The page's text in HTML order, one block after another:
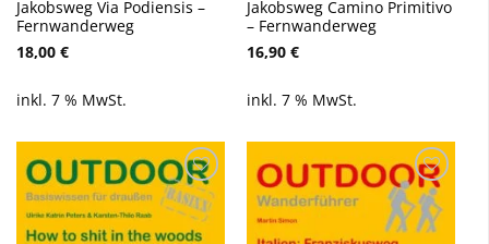
Jakobsweg Via Podiensis –
Fernwanderweg
18,00 €
inkl. 7 % MwSt.
Jakobsweg Camino Primitivo
– Fernwanderweg
16,90 €
inkl. 7 % MwSt.
Zu
Wunschliste
hinzufügen
Zu
Wunschliste
hinzufügen